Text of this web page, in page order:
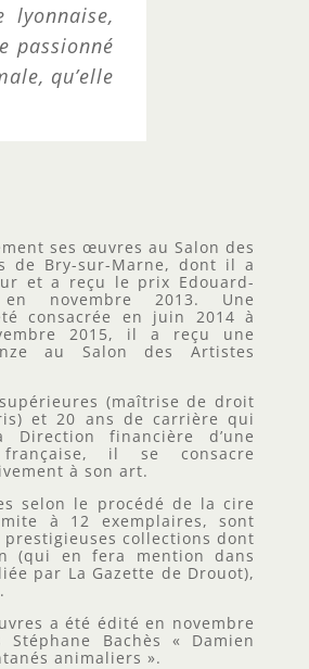
lyonnaise,
passionné
qu’elle
ses œuvres au Salon des
de Bry-sur-Marne, dont il a
et a reçu le prix Edouard-
novembre 2013. Une
consacrée en juin 2014 à
2015, il a reçu une
au Salon des Artistes
(maîtrise de droit
et 20 ans de carrière qui
Direction financière d’une
il se consacre
à son art.
selon le procédé de la cire
à 12 exemplaires, sont
collections dont
(qui en fera mention dans
par La Gazette de Drouot),
a été édité en novembre
Stéphane Bachès « Damien
animaliers ».